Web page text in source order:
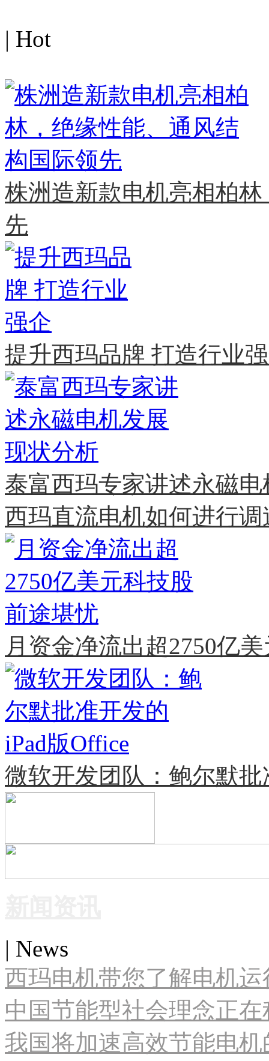
| Hot
株洲造新款电机亮相柏
先
提升西玛品牌 打造行业
泰富西玛专家讲述永磁
西玛直流电机如何进行调
月资金净流出超2750亿
微软开发团队：鲍尔默批
| News
西玛电机带您了解电机
中国节能型社会理念正
我国将加速高效节能电